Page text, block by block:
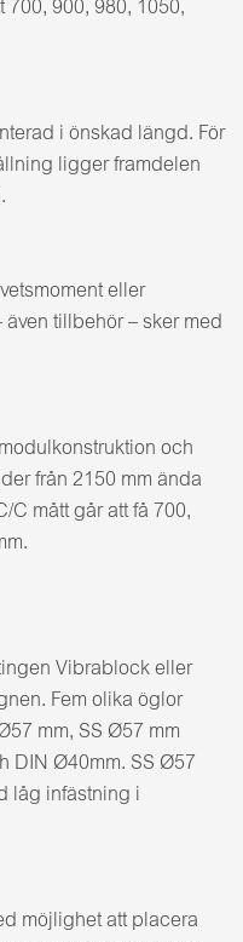
700, 900, 980, 1050,
i önskad längd. För
ligger framdelen
eller
tillbehör – sker med
och
från 2150 mm ända
C mått går att få 700,
Vibrablock eller
Fem olika öglor
mm, SS Ø57 mm
DIN Ø40mm. SS Ø57
låg infästning i
möjlighet att placera